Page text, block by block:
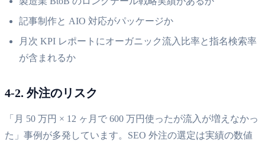
記事制作と AIO 対応がパッケージか
月次 KPI レポートにオーガニック流入比率と指名検索率
が含まれるか
4-2. 外注のリスク
「月 50 万円 × 12 ヶ月で 600 万円使ったが流入が増えなかっ
た」事例が多発しています。SEO 外注の選定は実績の数値